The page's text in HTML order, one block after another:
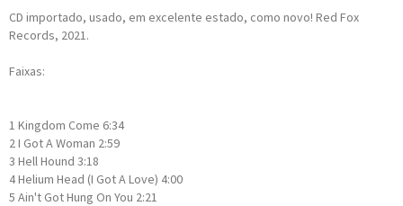
CD importado, usado, em excelente estado, como novo! Red Fox
Records, 2021.
Faixas:
1 Kingdom Come 6:34
2I Got A Woman 2:59
3 Hell Hound 3:18
4Helium Head (I Got A Love) 4:00
5 Ain't Got Hung On You 2:21